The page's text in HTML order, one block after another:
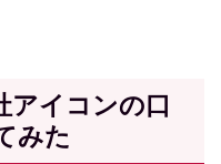
アイコンの口
みた